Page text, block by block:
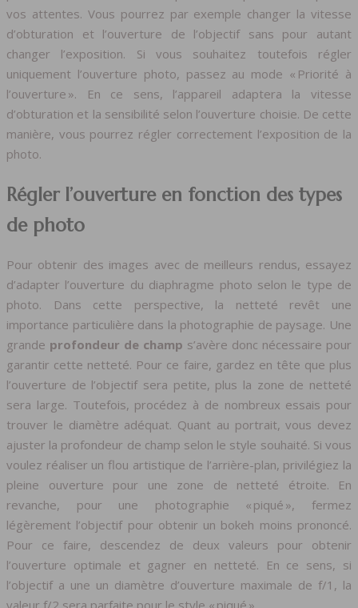
vos attentes. Vous pourrez par exemple changer la vitesse
d’obturation et l’ouverture de l’objectif sans pour autant
changer l’exposition. Si vous souhaitez toutefois régler
uniquement l’ouverture photo, passez au mode « Priorité à
l’ouverture ». En ce sens, l’appareil adaptera la vitesse
d’obturation et la sensibilité selon l’ouverture choisie. De cette
manière, vous pourrez régler correctement l’exposition de la
photo.
Régler l’ouverture en fonction des types
de photo
Pour obtenir des images avec de meilleurs rendus, essayez
d’adapter l’ouverture du diaphragme photo selon le type de
photo. Dans cette perspective, la netteté revêt une
importance particulière dans la photographie de paysage. Une
grande profondeur de champ s’avère donc nécessaire pour
garantir cette netteté. Pour ce faire, gardez en tête que plus
l’ouverture de l’objectif sera petite, plus la zone de netteté
sera large. Toutefois, procédez à de nombreux essais pour
trouver le diamètre adéquat. Quant au portrait, vous devez
ajuster la profondeur de champ selon le style souhaité. Si vous
voulez réaliser un flou artistique de l’arrière-plan, privilégiez la
pleine ouverture pour une zone de netteté étroite. En
revanche, pour une photographie « piqué », fermez
légèrement l’objectif pour obtenir un bokeh moins prononcé.
Pour ce faire, descendez de deux valeurs pour obtenir
l’ouverture optimale et gagner en netteté. En ce sens, si
l’objectif a une un diamètre d’ouverture maximale de f/1, la